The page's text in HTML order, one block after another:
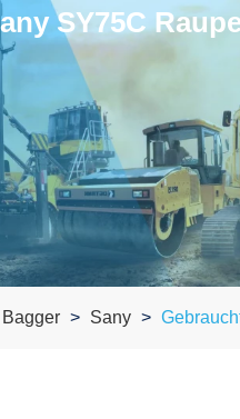
SY75C
Bagger Sany